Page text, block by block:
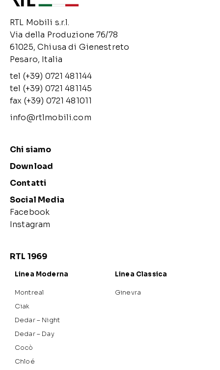
RTL Mobili s.r.l.
Via della Produzione 76/78
61025, Chiusa di Gienestreto
Pesaro, Italia
tel (+39) 0721 481144
tel (+39) 0721 481145
fax (+39) 0721 481011
info@rtlmobili.com
Chi siamo
Download
Contatti
Social Media
Facebook
Instagram
RTL 1969
Linea Moderna
Montreal
Ciak
Dedar – Night
Dedar – Day
Cocò
Chloé
Linea Classica
Ginevra